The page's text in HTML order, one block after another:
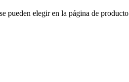
pueden elegir en la página de producto